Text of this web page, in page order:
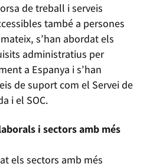
de treball i serveis
també a persones
s’han abordat els
administratius per
a Espanya i s’han
de suport com el Servei de
i el SOC.
i sectors amb més
els sectors amb més